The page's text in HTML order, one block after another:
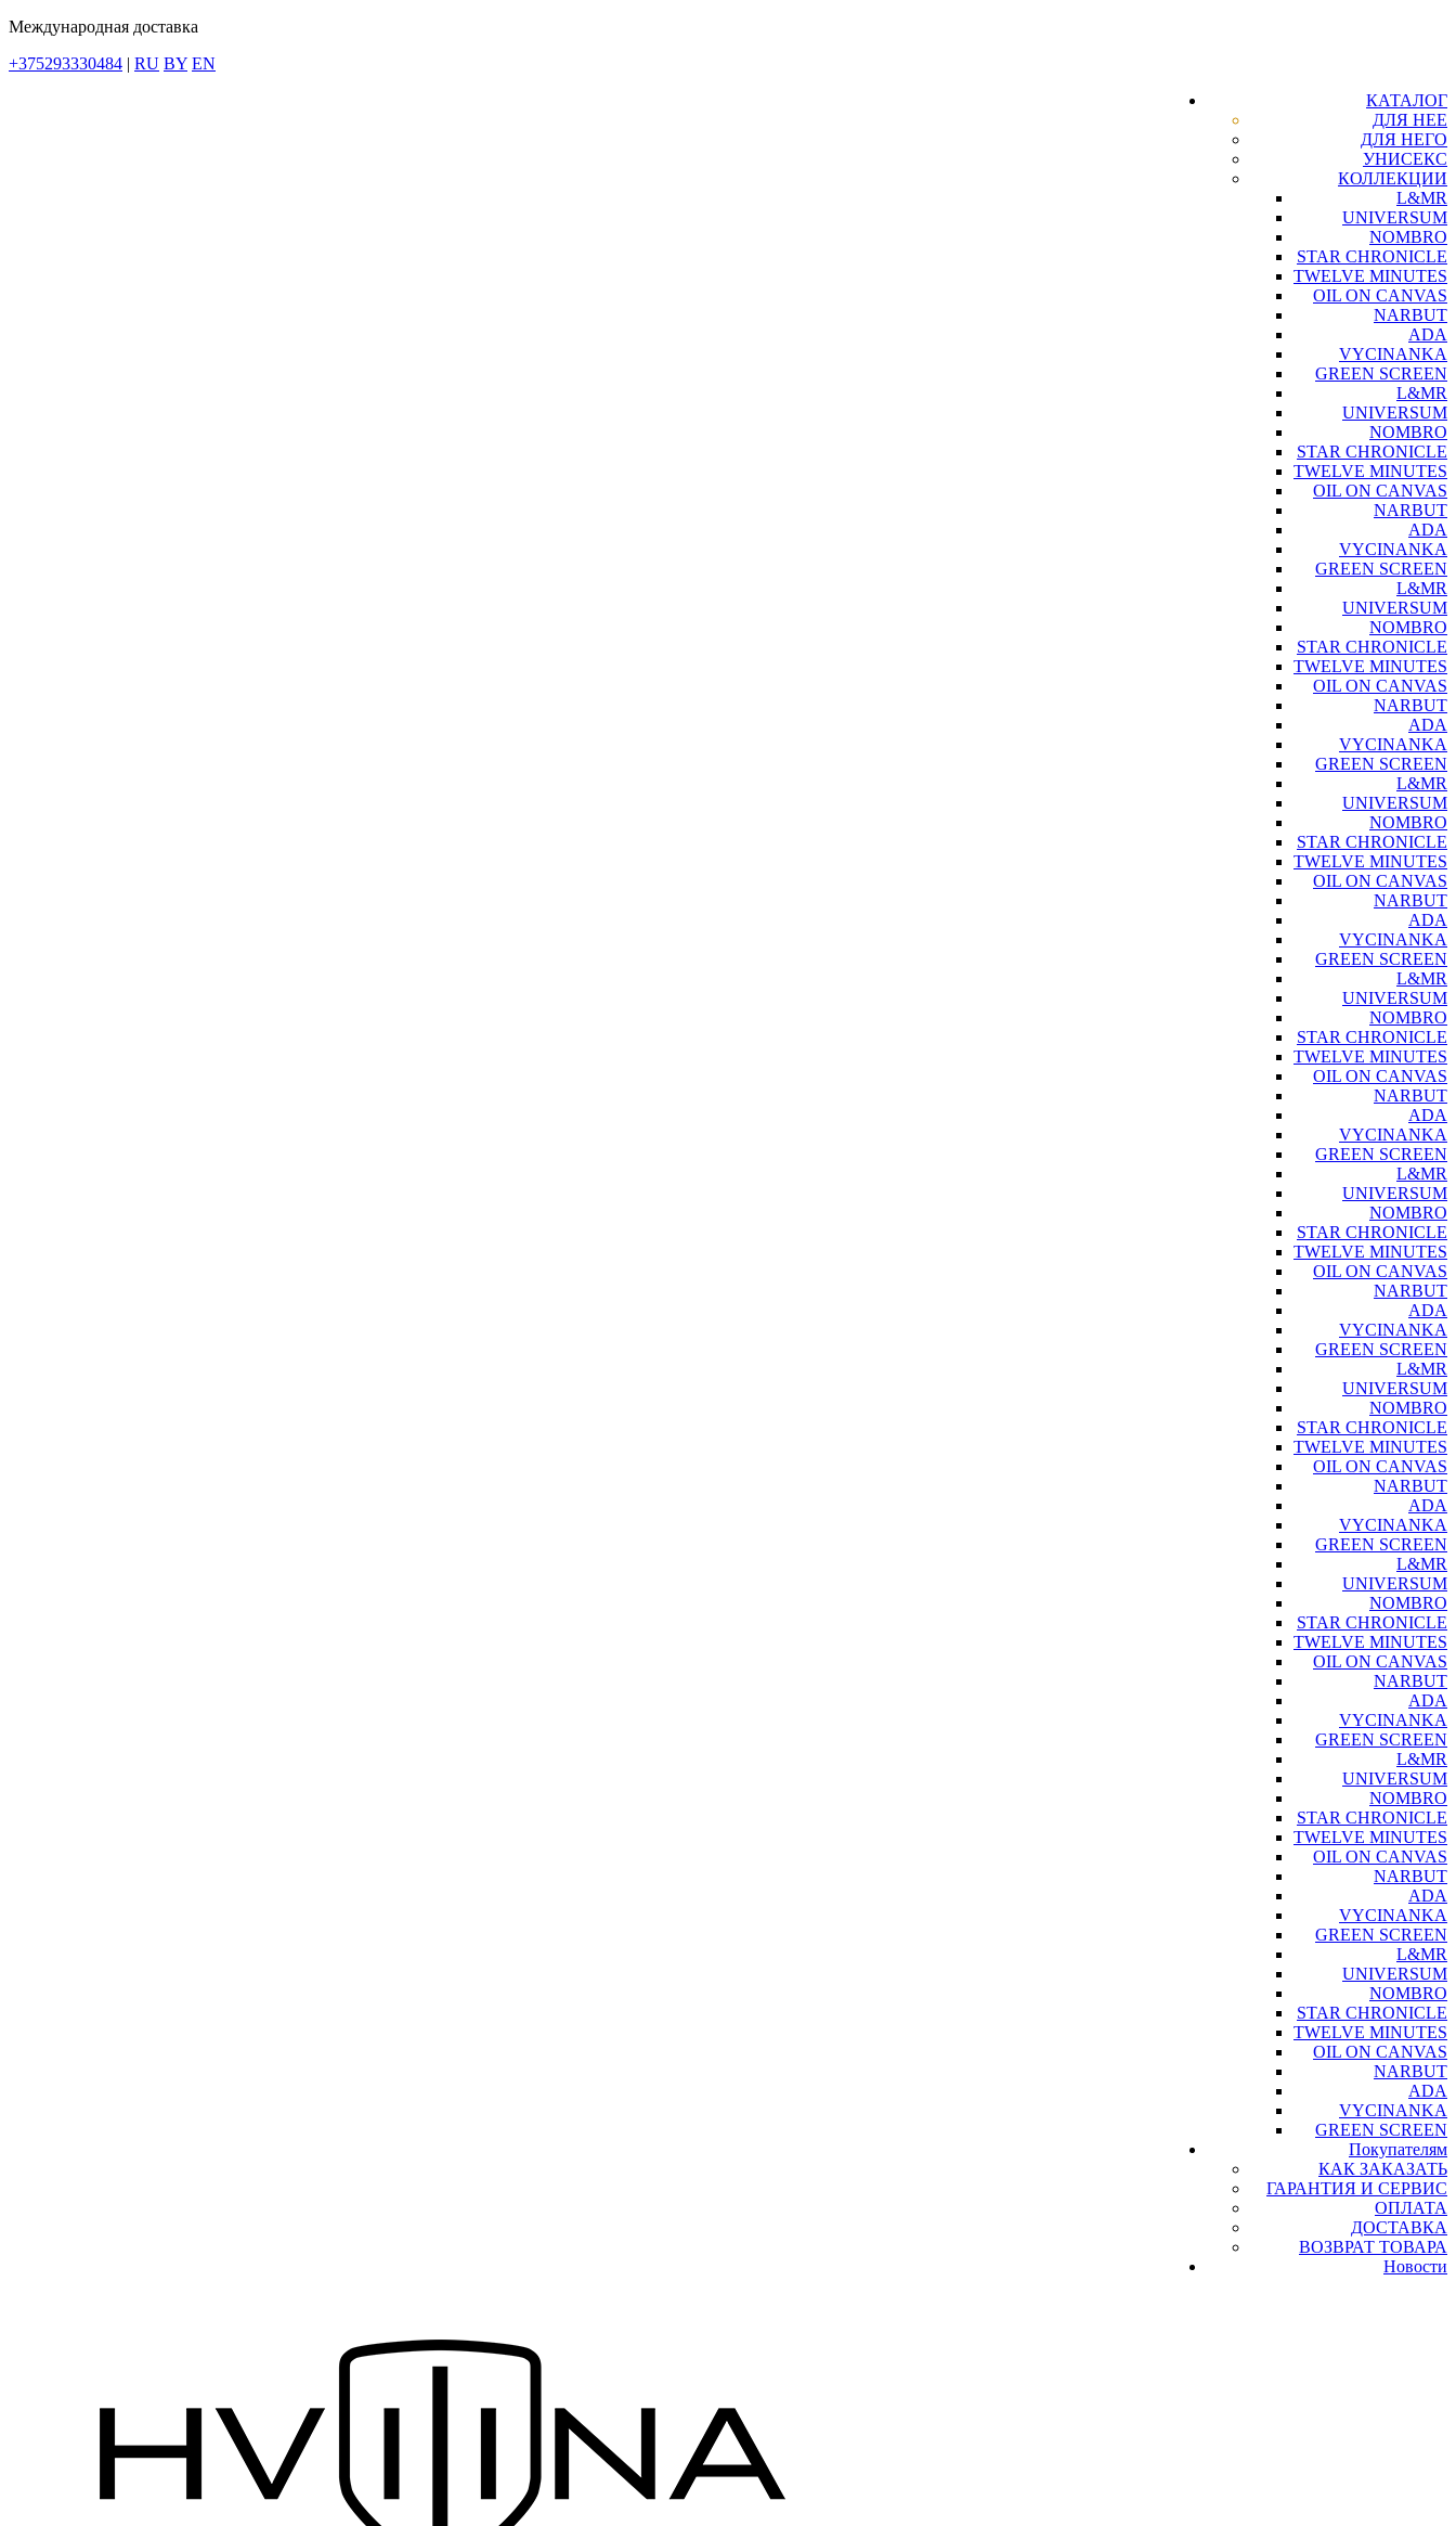
Международная доставка
+375293330484 | RU BY EN
КАТАЛОГ
ДЛЯ НЕЕ
ДЛЯ НЕГО
УНИСЕКС
КОЛЛЕКЦИИ
L&MR
UNIVERSUM
NOMBRO
STAR CHRONICLE
TWELVE MINUTES
OIL ON CANVAS
NARBUT
ADA
VYCINANKA
GREEN SCREEN
L&MR
UNIVERSUM
NOMBRO
STAR CHRONICLE
TWELVE MINUTES
OIL ON CANVAS
NARBUT
ADA
VYCINANKA
GREEN SCREEN
L&MR
UNIVERSUM
NOMBRO
STAR CHRONICLE
TWELVE MINUTES
OIL ON CANVAS
NARBUT
ADA
VYCINANKA
GREEN SCREEN
L&MR
UNIVERSUM
NOMBRO
STAR CHRONICLE
TWELVE MINUTES
OIL ON CANVAS
NARBUT
ADA
VYCINANKA
GREEN SCREEN
L&MR
UNIVERSUM
NOMBRO
STAR CHRONICLE
TWELVE MINUTES
OIL ON CANVAS
NARBUT
ADA
VYCINANKA
GREEN SCREEN
L&MR
UNIVERSUM
NOMBRO
STAR CHRONICLE
TWELVE MINUTES
OIL ON CANVAS
NARBUT
ADA
VYCINANKA
GREEN SCREEN
L&MR
UNIVERSUM
NOMBRO
STAR CHRONICLE
TWELVE MINUTES
OIL ON CANVAS
NARBUT
ADA
VYCINANKA
GREEN SCREEN
L&MR
UNIVERSUM
NOMBRO
STAR CHRONICLE
TWELVE MINUTES
OIL ON CANVAS
NARBUT
ADA
VYCINANKA
GREEN SCREEN
L&MR
UNIVERSUM
NOMBRO
STAR CHRONICLE
TWELVE MINUTES
OIL ON CANVAS
NARBUT
ADA
VYCINANKA
GREEN SCREEN
L&MR
UNIVERSUM
NOMBRO
STAR CHRONICLE
TWELVE MINUTES
OIL ON CANVAS
NARBUT
ADA
VYCINANKA
GREEN SCREEN
Покупателям
КАК ЗАКАЗАТЬ
ГАРАНТИЯ И СЕРВИС
ОПЛАТА
ДОСТАВКА
ВОЗВРАТ ТОВАРА
Новости